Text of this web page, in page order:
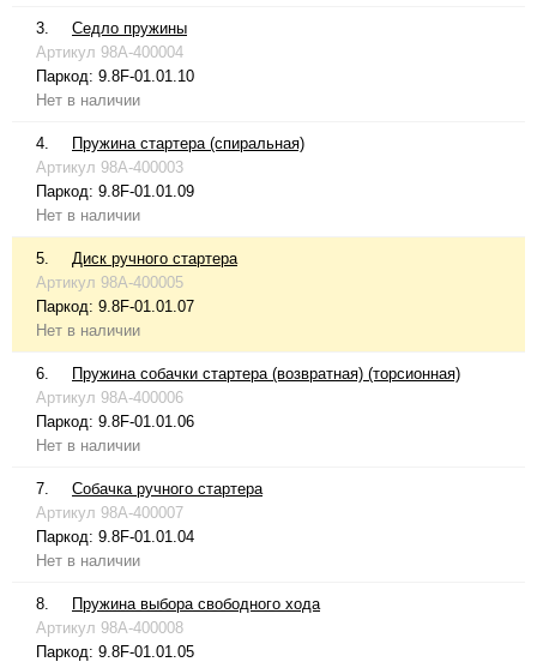
3.
Седло пружины
Артикул 98A-400004
Паркод: 9.8F-01.01.10
Нет в наличии
4.
Пружина стартера (спиральная)
Артикул 98A-400003
Паркод: 9.8F-01.01.09
Нет в наличии
5.
Диск ручного стартера
Артикул 98A-400005
Паркод: 9.8F-01.01.07
Нет в наличии
6.
Пружина собачки стартера (возвратная) (торсионная)
Артикул 98A-400006
Паркод: 9.8F-01.01.06
Нет в наличии
7.
Собачка ручного стартера
Артикул 98A-400007
Паркод: 9.8F-01.01.04
Нет в наличии
8.
Пружина выбора свободного хода
Артикул 98A-400008
Паркод: 9.8F-01.01.05